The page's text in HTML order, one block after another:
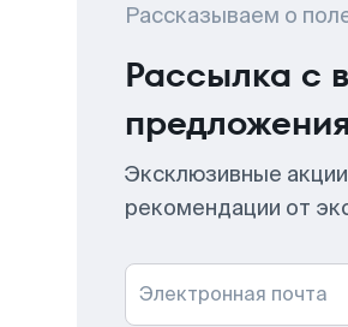
Рассказываем о
Рассылка с
Эксклюзивные
рекомендации от
Электронная почта